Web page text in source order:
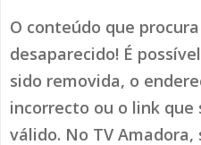
HISTÓRIAS DE ABRIL
O conteúdo que
desaparecido! É
sido removida, o
incorrecto ou o link que
válido. No TV Amadora,